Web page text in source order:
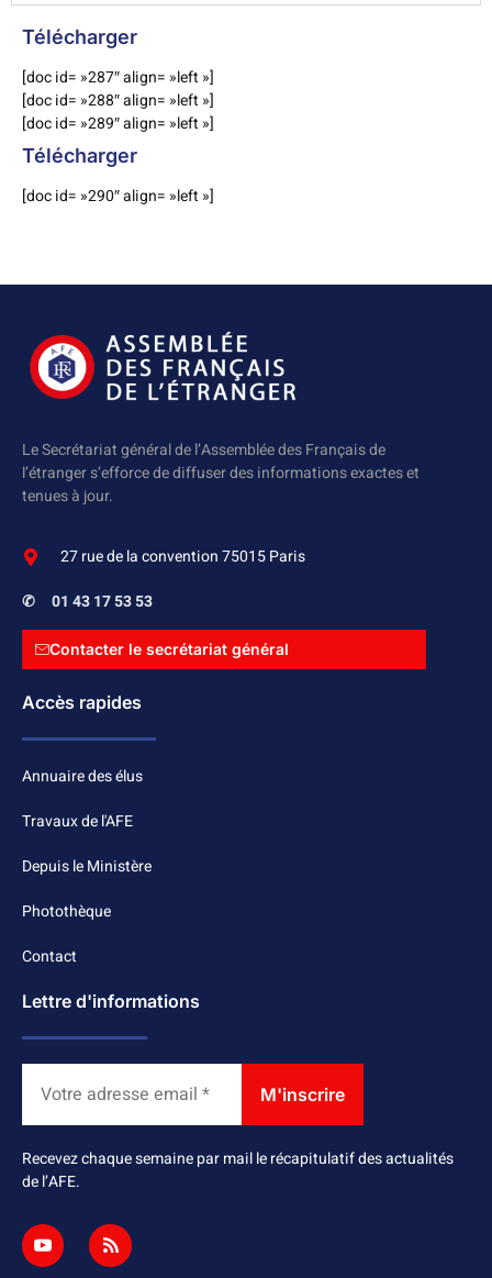
Télécharger
[doc id= »287″ align= »left »]
[doc id= »288″ align= »left »]
[doc id= »289″ align= »left »]
Télécharger
[doc id= »290″ align= »left »]
Le Secrétariat général de l’Assemblée des Français de
l’étranger s’efforce de diffuser des informations exactes et
tenues à jour.
27 rue de la convention 75015 Paris
✆ 01 43 17 53 53
Contacter le secrétariat général
Accès rapides
Annuaire des élus
Travaux de l'AFE
Depuis le Ministère
Photothèque
Contact
Lettre d'informations
Recevez chaque semaine par mail le récapitulatif des actualités
de l’AFE.